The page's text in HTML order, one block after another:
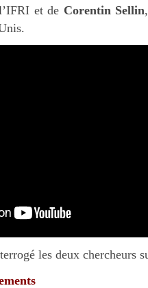
et de Corentin Sellin
les deux chercheurs